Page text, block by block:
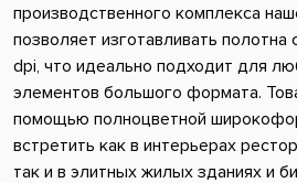
производственного комплекса
позволяет изготавливать
dpi, что идеально подходит для
элементов большого формата.
помощью полноцветной
встретить как в интерьерах
так и в элитных жилых зданиях и